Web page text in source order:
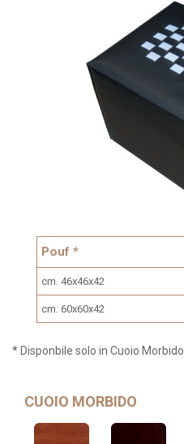
Pouf *
cm. 46x46x42
cm. 60x60x42
* Disponbile solo in Cuoio Morbido
CUOIO MORBIDO